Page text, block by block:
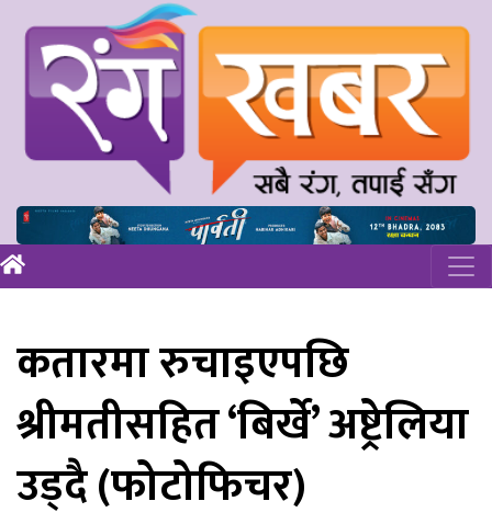
कतारमा रुचाइएपछि
श्रीमतीसहित ‘बिर्खे’ अष्ट्रेलिया
उड्दै (फोटोफिचर)